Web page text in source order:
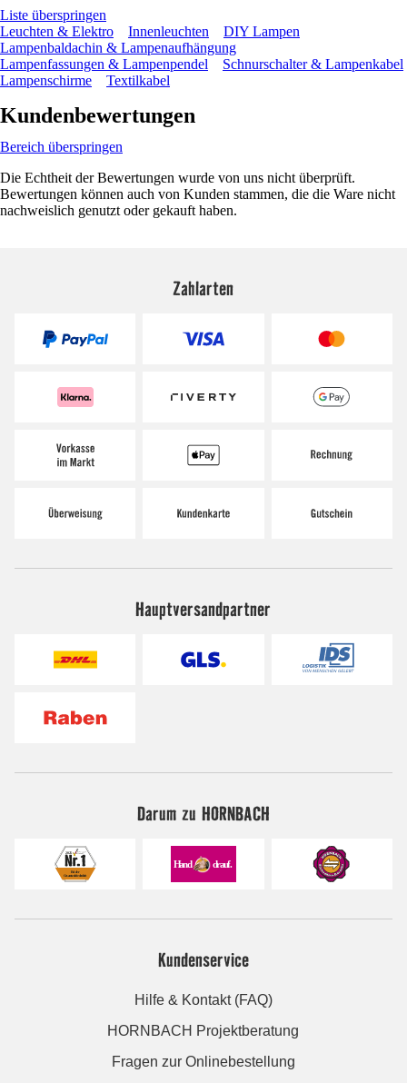
Liste überspringen
Leuchten & Elektro
Innenleuchten
DIY Lampen
Lampenbaldachin & Lampenaufhängung
Lampenfassungen & Lampenpendel
Schnurschalter & Lampenkabel
Lampenschirme
Textilkabel
Kundenbewertungen
Bereich überspringen
Die Echtheit der Bewertungen wurde von uns nicht überprüft.
Bewertungen können auch von Kunden stammen, die die Ware nicht
nachweislich genutzt oder gekauft haben.
Zahlarten
Hauptversandpartner
Darum zu HORNBACH
Kundenservice
Hilfe & Kontakt (FAQ)
HORNBACH Projektberatung
Fragen zur Onlinebestellung